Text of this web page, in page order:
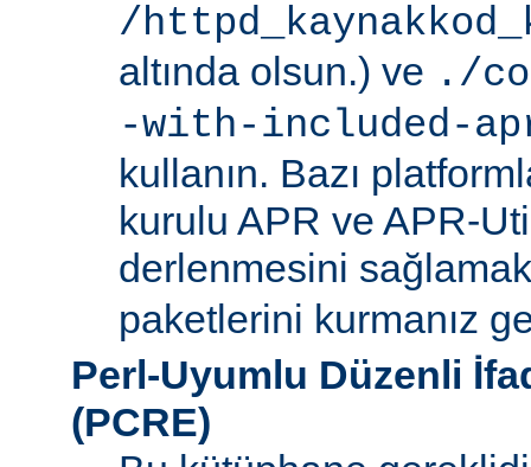
/
altında olsun.) ve ./
-with-included-
kullanın. Bazı
kurulu APR ve APR-
derlenmesini
paketlerini kurmanız
Perl-Uyumlu Düzenli
(PCRE)